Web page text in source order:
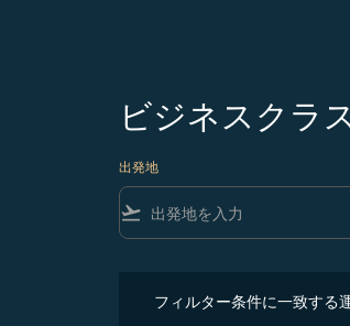
ビジネスクラ
出発地
flight_takeoff
フィルター条件に一致する